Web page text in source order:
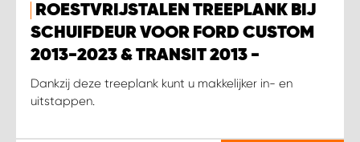
ROESTVRIJSTALEN TREEPLANK BIJ
SCHUIFDEUR VOOR FORD CUSTOM
2013-2023 & TRANSIT 2013 -
Dankzij deze treeplank kunt u makkelijker in- en
uitstappen.
WORK SYSTEM WILLEMSTAD
WORK SYSTEM ZIERIKZEE